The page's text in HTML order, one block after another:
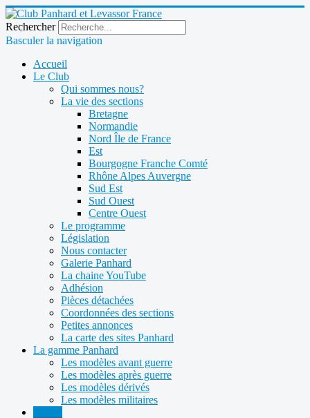
Rechercher
Basculer la navigation
Accueil
Le Club
Qui sommes nous?
La vie des sections
Bretagne
Normandie
Nord Île de France
Est
Bourgogne Franche Comté
Rhône Alpes Auvergne
Sud Est
Sud Ouest
Centre Ouest
Le programme
Législation
Nous contacter
Galerie Panhard
La chaine YouTube
Adhésion
Pièces détachées
Coordonnées des sections
Petites annonces
La carte des sites Panhard
La gamme Panhard
Les modèles avant guerre
Les modèles après guerre
Les modèles dérivés
Les modèles militaires